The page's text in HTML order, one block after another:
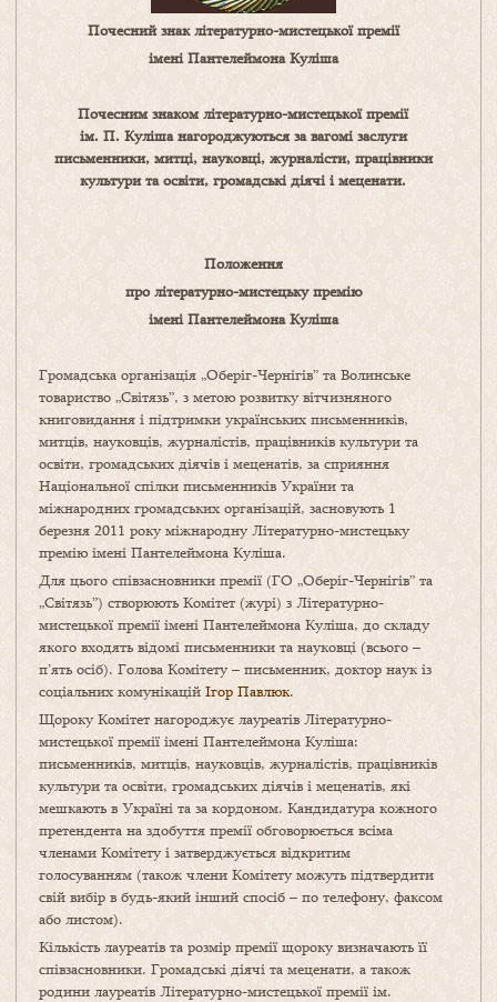
Почесний знак літературно-мистецької премії
імені Пантелеймона Куліша
Почесним знаком літературно-мистецької премії
ім. П. Куліша нагороджуються за вагомі заслуги
письменники, митці, науковці, журналісти, працівники
культури та освіти, громадські діячі і меценати.
Положення
про літературно-мистецьку премію
імені Пантелеймона Куліша
Громадська організація „Оберіг-Чернігів” та Волинське
товариство „Світязь”, з метою розвитку вітчизняного
книговидання і підтримки українських письменників,
митців, науковців, журналістів, працівників культури та
освіти, громадських діячів і меценатів, за сприяння
Національної спілки письменників України та
міжнародних громадських організацій, засновують 1
березня 2011 року міжнародну Літературно-мистецьку
премію імені Пантелеймона Куліша.
Для цього співзасновники премії (ГО „Оберіг-Чернігів” та
„Світязь”) створюють Комітет (журі) з Літературно-
мистецької премії імені Пантелеймона Куліша, до складу
якого входять відомі письменники та науковці (всього –
п’ять осіб). Голова Комітету – письменник, доктор наук із
соціальних комунікацій Ігор Павлюк.
Щороку Комітет нагороджує лауреатів Літературно-
мистецької премії імені Пантелеймона Куліша:
письменників, митців, науковців, журналістів, працівників
культури та освіти, громадських діячів і меценатів, які
мешкають в Україні та за кордоном. Кандидатура кожного
претендента на здобуття премії обговорюється всіма
членами Комітету і затверджується відкритим
голосуванням (також члени Комітету можуть підтвердити
свій вибір в будь-який інший спосіб – по телефону, факсом
або листом).
Кількість лауреатів та розмір премії щороку визначають її
співзасновники. Громадські діячі та меценати, а також
родини лауреатів Літературно-мистецької премії ім.